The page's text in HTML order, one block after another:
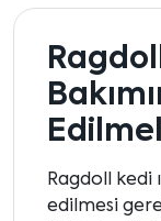
Ragdoll kedi
edilmesi